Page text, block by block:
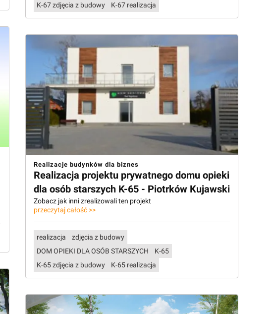
K-67 zdjęcia z budowy
K-67 realizacja
Realizacje budynków dla biznes
Realizacja projektu prywatnego domu opieki
dla osób starszych K-65 - Piotrków Kujawski
Zobacz jak inni zrealizowali ten projekt
przeczytaj całość >>
realizacja
zdjęcia z budowy
DOM OPIEKI DLA OSÓB STARSZYCH
K-65
K-65 zdjęcia z budowy
K-65 realizacja